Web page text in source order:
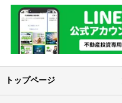
トップページ